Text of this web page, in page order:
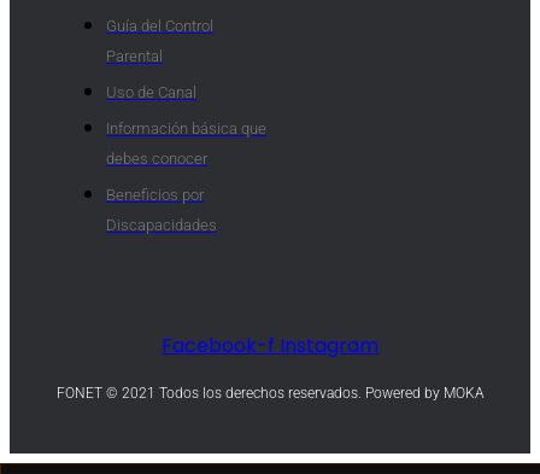
Guía del Control
Parental
Uso de Canal
Información básica que
debes conocer
Beneficios por
Discapacidades​
Facebook-f Instagram
FONET © 2021 Todos los derechos reservados. Powered by MOKA